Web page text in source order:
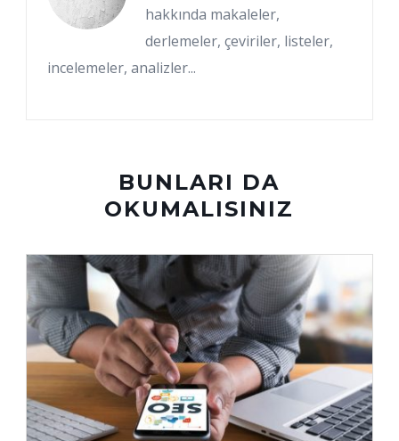
hakkında makaleler,
derlemeler, çeviriler, listeler,
incelemeler, analizler...
BUNLARI DA
OKUMALISINIZ